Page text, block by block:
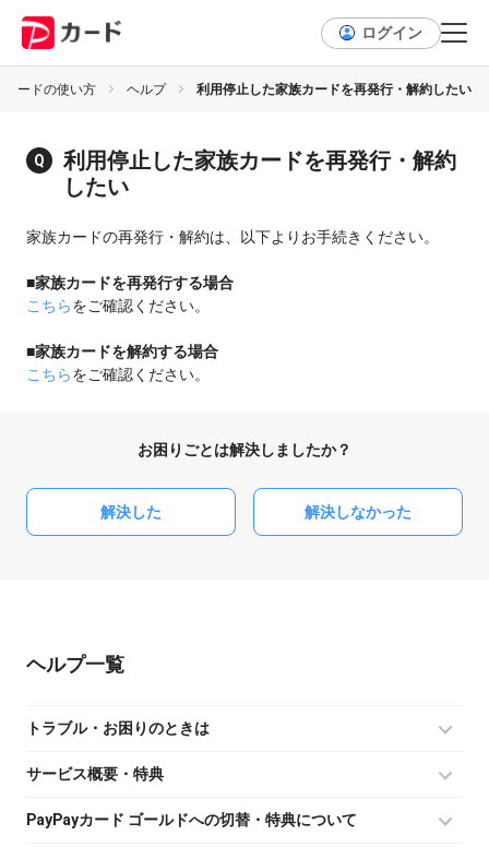
ログイン
カードの使い方 ヘルプ 利用停止した家族カードを再発行・解約したい
利用停止した家族カードを再発行・解約
したい
家族カードの再発行・解約は、以下よりお手続きください。
■家族カードを再発行する場合
こちらをご確認ください。
■家族カードを解約する場合
こちらをご確認ください。
お困りごとは解決しましたか？
解決した 解決しなかった
ヘルプ
トラブル・お困りのときは
サービス概要・特典
PayPayカード ゴールドへの切替・特典について